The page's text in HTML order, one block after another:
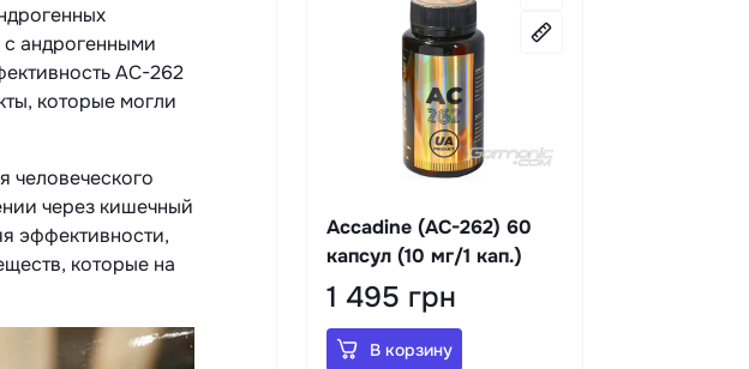
андрогенными
AC-262
которые могли
человеческого
через кишечный
эффективности,
которые на
Accadine (AC-262) 60
капсул (10 мг/1 кап.)
1 495 грн
В корзину